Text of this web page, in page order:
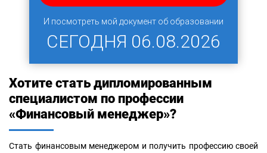
И посмотреть мой документ об образовании
СЕГОДНЯ 06.08.2026
Хотите стать дипломированным
специалистом по профессии
«Финансовый менеджер»?
Стать финансовым менеджером и получить профессию своей